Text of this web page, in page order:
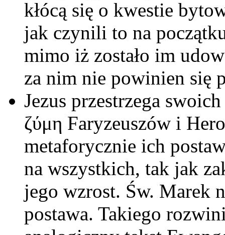
kłócą się o kwestie
jak czynili to na
mimo iż zostało im
za nim nie powinien się
Jezus przestrzega
ζύμη Faryzeuszów i
metaforycznie ich
na wszystkich, tak jak
jego wzrost. Św. Marek
postawa. Takiego